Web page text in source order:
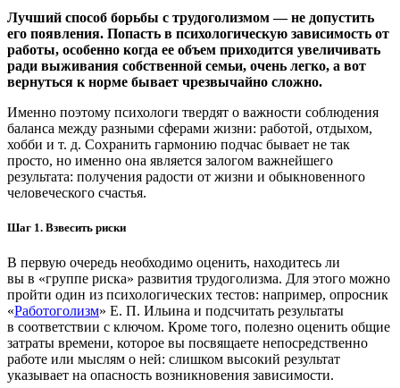
Лучший способ борьбы с трудоголизмом — не допустить
его появления. Попасть в психологическую зависимость от
работы, особенно когда ее объем приходится увеличивать
ради выживания собственной семьи, очень легко, а вот
вернуться к норме бывает чрезвычайно сложно.
Именно поэтому психологи твердят о важности соблюдения
баланса между разными сферами жизни: работой, отдыхом,
хобби и т. д. Сохранить гармонию подчас бывает не так
просто, но именно она является залогом важнейшего
результата: получения радости от жизни и обыкновенного
человеческого счастья.
Шаг 1. Взвесить риски
В первую очередь необходимо оценить, находитесь ли
вы в «группе риска» развития трудоголизма. Для этого можно
пройти один из психологических тестов: например, опросник
«Работоголизм» Е. П. Ильина и подсчитать результаты
в соответствии с ключом. Кроме того, полезно оценить общие
затраты времени, которое вы посвящаете непосредственно
работе или мыслям о ней: слишком высокий результат
указывает на опасность возникновения зависимости.